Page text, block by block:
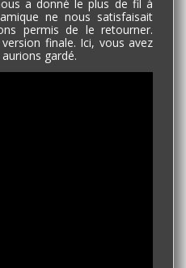
a donné le plus de fil à
ne nous satisfaisait
permis de le retourner.
finale. Ici, vous avez
gardé.